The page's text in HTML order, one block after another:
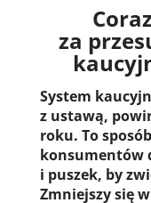
za
System
z ustawą,
roku. To
konsumentów
i puszek, by
Zmniejszy się